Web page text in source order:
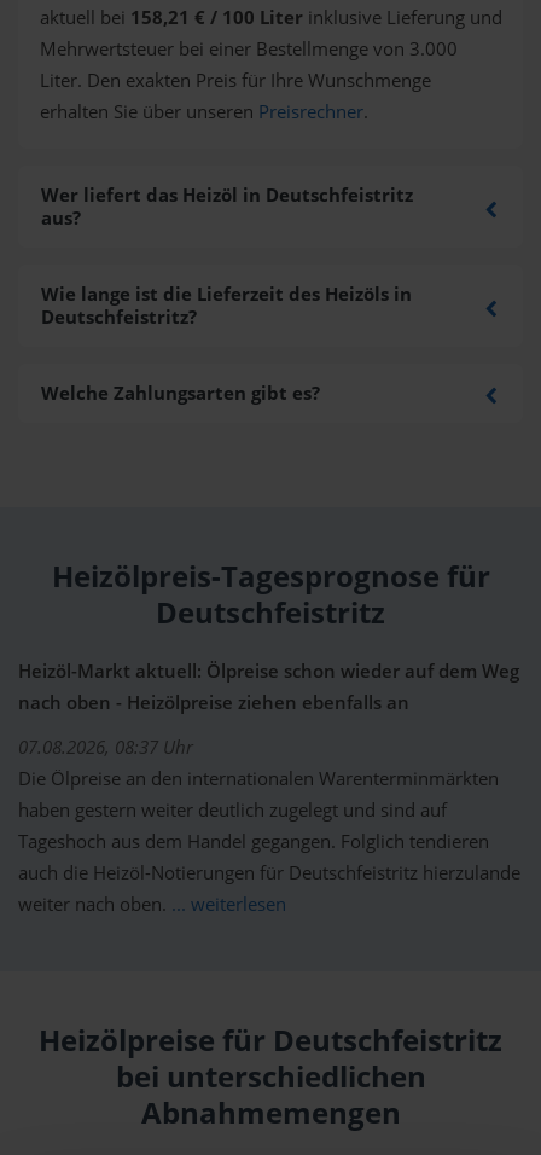
aktuell bei 158,21 € / 100 Liter inklusive Lieferung und
Mehrwertsteuer bei einer Bestellmenge von 3.000
Liter. Den exakten Preis für Ihre Wunschmenge
erhalten Sie über unseren Preisrechner.
Wer liefert das Heizöl in Deutschfeistritz
aus?
Wie lange ist die Lieferzeit des Heizöls in
Deutschfeistritz?
Welche Zahlungsarten gibt es?
Heizölpreis-Tagesprognose für
Deutschfeistritz
Heizöl-Markt aktuell: Ölpreise schon wieder auf dem Weg
nach oben - Heizölpreise ziehen ebenfalls an
07.08.2026, 08:37 Uhr
Die Ölpreise an den internationalen Warenterminmärkten
haben gestern weiter deutlich zugelegt und sind auf
Tageshoch aus dem Handel gegangen. Folglich tendieren
auch die Heizöl-Notierungen für Deutschfeistritz hierzulande
weiter nach oben. ... weiterlesen
Heizölpreise für Deutschfeistritz
bei unterschiedlichen
Abnahmemengen